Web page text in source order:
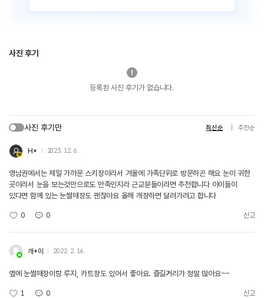
사진 후기
등록된 사진 후기가 없습니다.
사진 후기만 최신순 추천순
H* 2023. 12. 6.
영남권에서는 제일 가까운 스키장이라서 겨울에 가족단위로 방문하곤 해요 눈이 귀한
곳이라서 눈을 보는것만으로도 만족인지라 근교분들이라면 추천합니다 아이들이
있다면 함께 있는 눈썰매장도 괜찮아요 올해 개장하면 달려가려고 합니다
0 0 신고
개*이 2022. 2. 16.
옆에 눈썰매장이랑 루지, 카트장도 있어서 좋아요. 즐길거리가 정말 많아요~~
1 0 신고